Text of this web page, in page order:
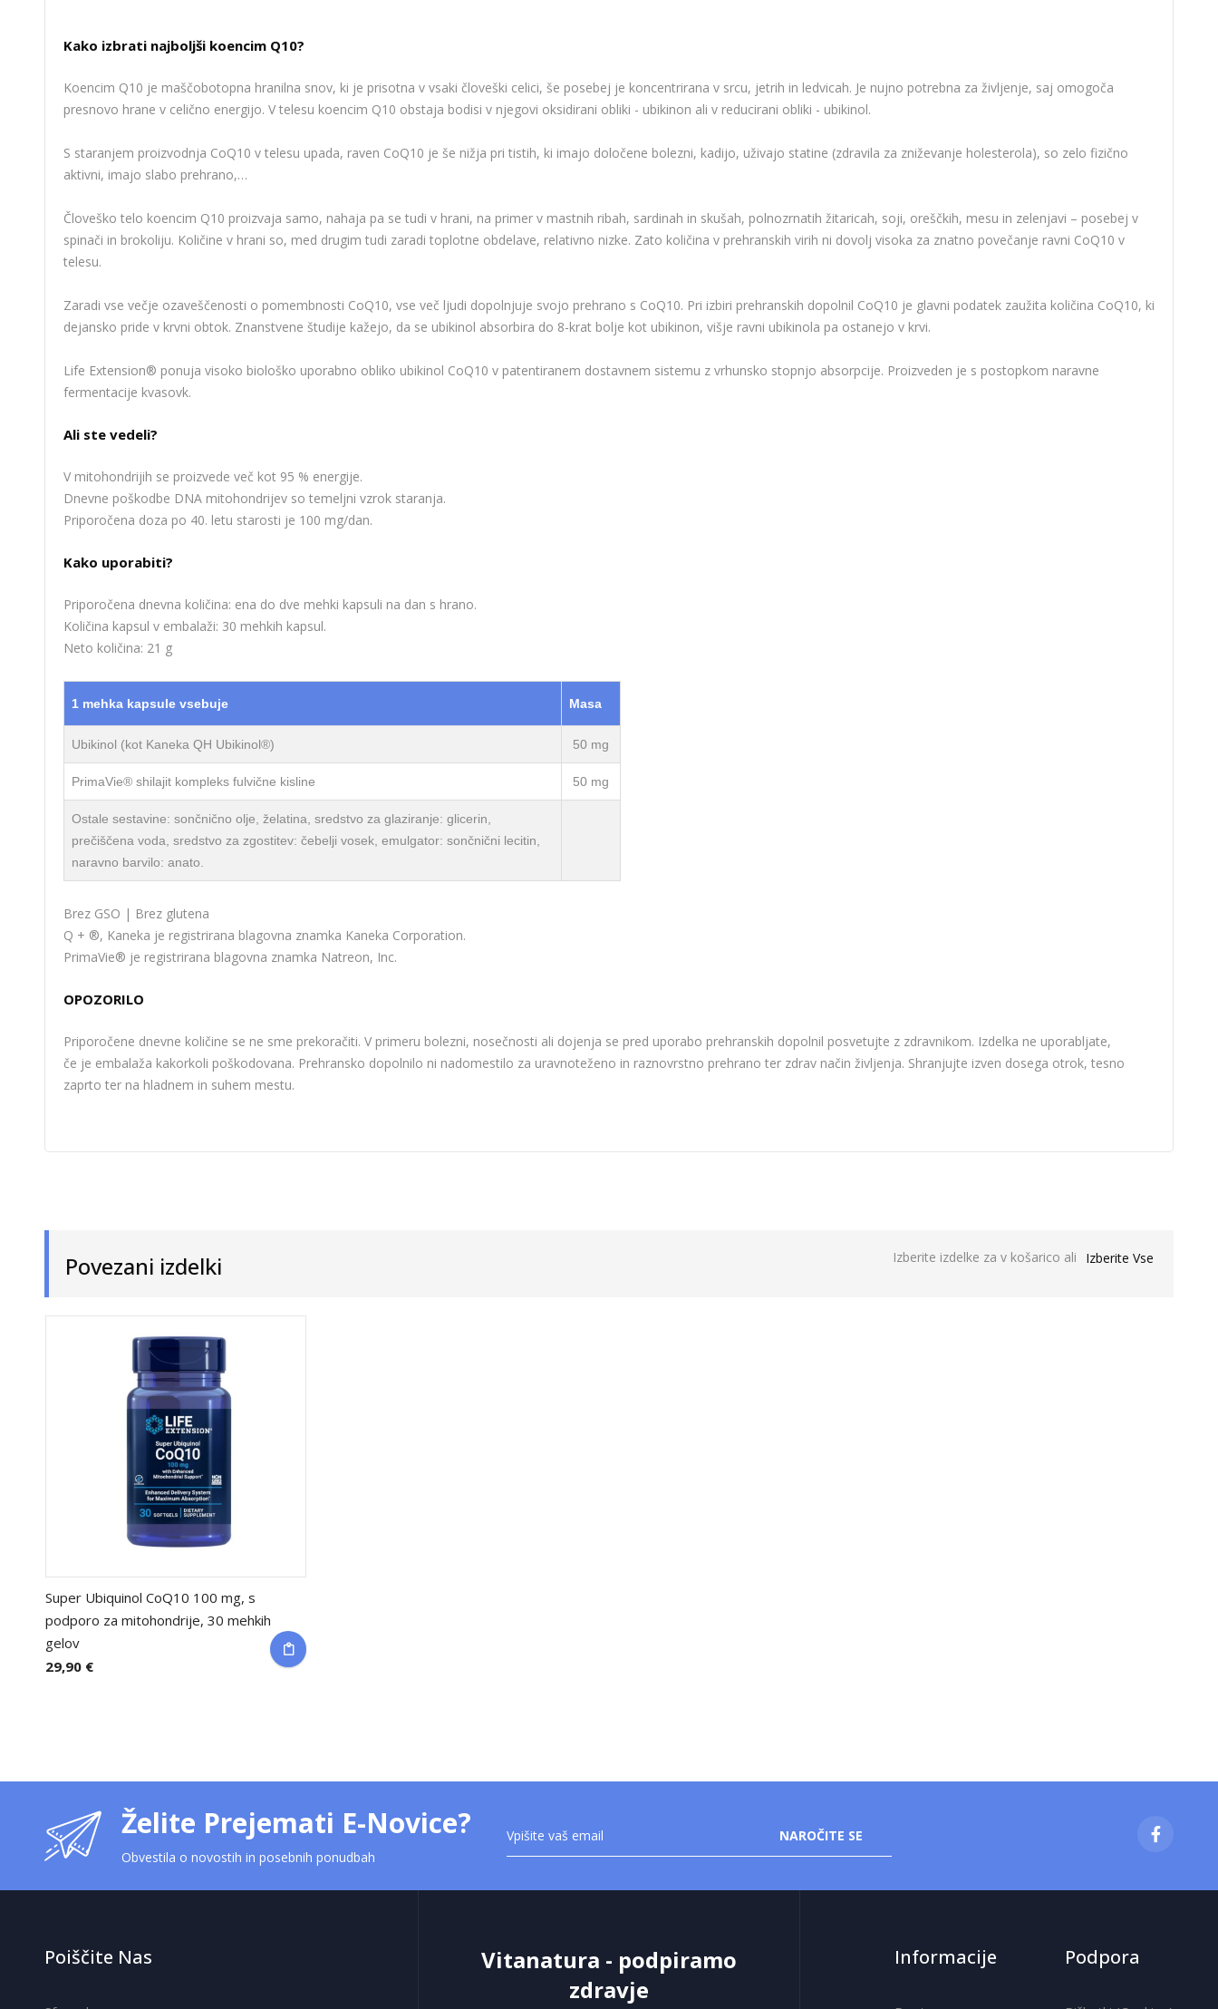
Kako izbrati najboljši koencim Q10?
Koencim Q10 je maščobotopna hranilna snov, ki je prisotna v vsaki človeški celici, še posebej je koncentrirana v srcu, jetrih in ledvicah. Je nujno potrebna za življenje, saj omogoča
presnovo hrane v celično energijo. V telesu koencim Q10 obstaja bodisi v njegovi oksidirani obliki - ubikinon ali v reducirani obliki - ubikinol.
S staranjem proizvodnja CoQ10 v telesu upada, raven CoQ10 je še nižja pri tistih, ki imajo določene bolezni, kadijo, uživajo statine (zdravila za zniževanje holesterola), so zelo fizično
aktivni, imajo slabo prehrano,…
Človeško telo koencim Q10 proizvaja samo, nahaja pa se tudi v hrani, na primer v mastnih ribah, sardinah in skušah, polnozrnatih žitaricah, soji, oreščkih, mesu in zelenjavi – posebej v
spinači in brokoliju. Količine v hrani so, med drugim tudi zaradi toplotne obdelave, relativno nizke. Zato količina v prehranskih virih ni dovolj visoka za znatno povečanje ravni CoQ10 v
telesu.
Zaradi vse večje ozaveščenosti o pomembnosti CoQ10, vse več ljudi dopolnjuje svojo prehrano s CoQ10. Pri izbiri prehranskih dopolnil CoQ10 je glavni podatek zaužita količina CoQ10, ki
dejansko pride v krvni obtok. Znanstvene študije kažejo, da se ubikinol absorbira do 8-krat bolje kot ubikinon, višje ravni ubikinola pa ostanejo v krvi.
Life Extension® ponuja visoko biološko uporabno obliko ubikinol CoQ10 v patentiranem dostavnem sistemu z vrhunsko stopnjo absorpcije. Proizveden je s postopkom naravne
fermentacije kvasovk.
Ali ste vedeli?
V mitohondrijih se proizvede več kot 95 % energije.
Dnevne poškodbe DNA mitohondrijev so temeljni vzrok staranja.
Priporočena doza po 40. letu starosti je 100 mg/dan.
Kako uporabiti?
Priporočena dnevna količina: ena do dve mehki kapsuli na dan s hrano.
Količina kapsul v embalaži: 30 mehkih kapsul.
Neto količina: 21 g
1 mehka kapsule vsebuje Masa
Ubikinol (kot Kaneka QH Ubikinol®) 50 mg
PrimaVie® shilajit kompleks fulvične kisline 50 mg
Ostale sestavine: sončnično olje, želatina, sredstvo za glaziranje: glicerin,
prečiščena voda, sredstvo za zgostitev: čebelji vosek, emulgator: sončnični lecitin,
naravno barvilo: anato.
Brez GSO | Brez glutena
Q + ®, Kaneka je registrirana blagovna znamka Kaneka Corporation.
PrimaVie® je registrirana blagovna znamka Natreon, Inc.
OPOZORILO
Priporočene dnevne količine se ne sme prekoračiti. V primeru bolezni, nosečnosti ali dojenja se pred uporabo prehranskih dopolnil posvetujte z zdravnikom. Izdelka ne uporabljate,
če je embalaža kakorkoli poškodovana. Prehransko dopolnilo ni nadomestilo za uravnoteženo in raznovrstno prehrano ter zdrav način življenja. Shranjujte izven dosega otrok, tesno
zaprto ter na hladnem in suhem mestu.
Povezani izdelki Izberite izdelke za v košarico ali Izberite Vse
Super Ubiquinol CoQ10 100 mg, s
podporo za mitohondrije, 30 mehkih
gelov
29,90 €
Želite Prejemati E-Novice?
Obvestila o novostih in posebnih ponudbah
se
novice:
NAROČITE SE
Poiščite Nas
Vitanatura - podpiramo
zdravje
Informacije Podpora